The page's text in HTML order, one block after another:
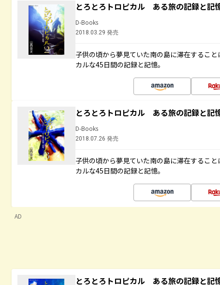
とろとろトロピカル ある旅の記録と
D-Books
2018.03.29 発売
子供の頃から夢見ていた南の島に滞在するこ
カルな45日間の記録と記憶。
とろとろトロピカル ある旅の記録と
D-Books
2018.07.26 発売
子供の頃から夢見ていた南の島に滞在するこ
カルな45日間の記録と記憶。
AD
とろとろトロピカル ある旅の記録と